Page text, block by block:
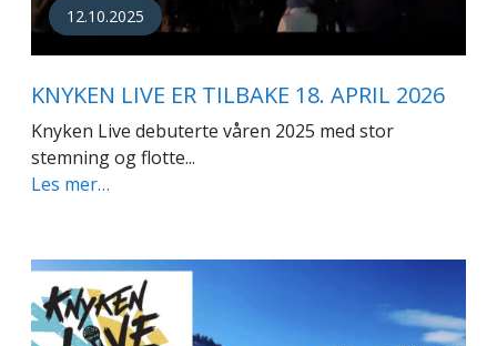
12.10.2025
KNYKEN LIVE ER TILBAKE 18. APRIL 2026
Knyken Live debuterte våren 2025 med stor
stemning og flotte...
Les mer…